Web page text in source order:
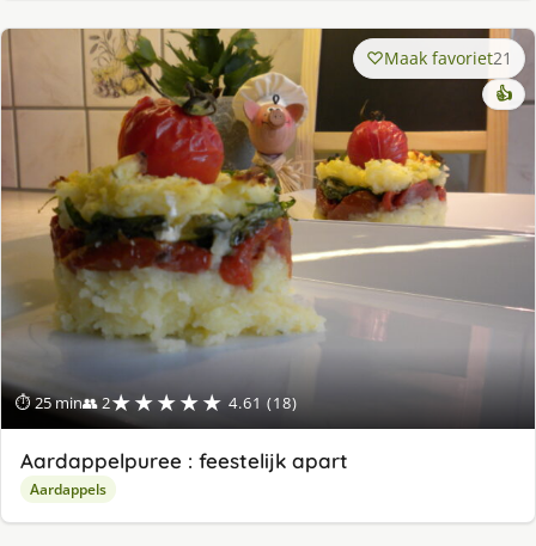
⏱ 25 min👥 2★★★★★ 4.61 (18)
Maak favoriet21
👍
Aardappelpuree : feestelijk apart
Aardappels